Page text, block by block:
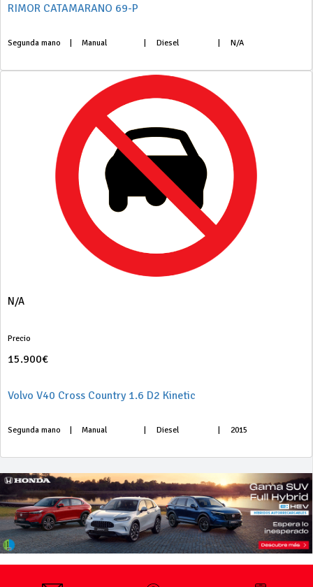
RIMOR CATAMARANO 69-P
Segunda mano Manual Diesel N/A
N/A
Precio
15.900€
Volvo V40 Cross Country 1.6 D2 Kinetic
Segunda mano Manual Diesel 2015